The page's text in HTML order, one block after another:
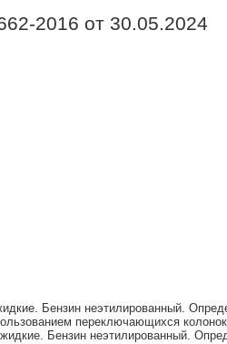
2016 от 30.05.2024
Бензин неэтилированный.
переключающихся колонок
Бензин неэтилированный.